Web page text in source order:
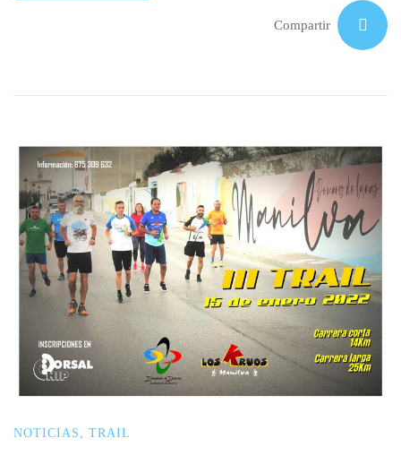
Compartir
NOTICIAS TRAIL